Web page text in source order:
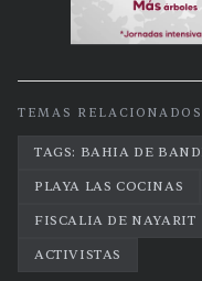
TEMAS
TAGS: BAHIA DE
PLAYA LAS COCINAS
FISCALIA DE NAYARIT
ACTIVISTAS